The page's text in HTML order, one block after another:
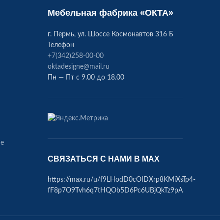
Мебельная фабрика «ОКТА»
г. Пермь, ул. Шоссе Космонавтов 316 Б
Телефон
+7(342)258-00-00
oktadesigne@mail.ru
Пн — Пт с 9.00 до 18.00
СВЯЗАТЬСЯ С НАМИ В МАХ
https://max.ru/u/f9LHodD0cOIDXrp8KMiXsTp4-
fF8p7O9Tvh6q7tHQOb5D6Pc6UBjQkTz9pA